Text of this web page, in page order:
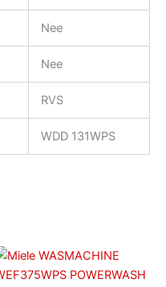
Nee
Nee
RVS
WDD 131WPS